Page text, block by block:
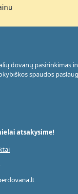
dovanų pasirinkimas
spaudos
atsakysime!